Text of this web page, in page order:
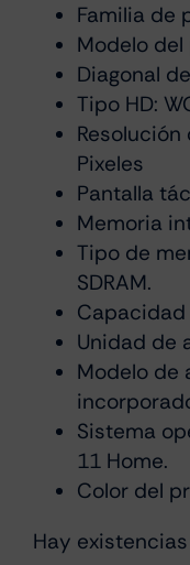
Familia de
Modelo
Diagonal
Tipo HD:
Pixeles
Pantalla
Memoria
Tipo de
SDRAM.
Capacidad
Unidad de
Modelo de
Sistema
11 Home.
Color del
Hay existencias